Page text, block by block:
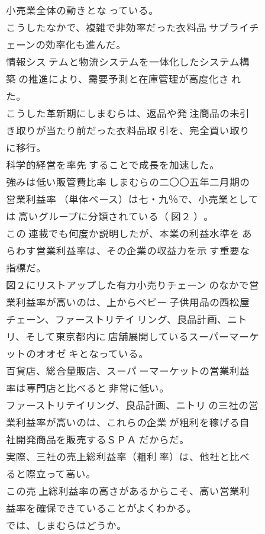
小売業全体の動きとな っている。
こうしたなかで、複雑で非効率だった衣料品 サプライチ
ェーンの効率化も進んだ。
情報シス テムと物流システムを一体化したシステム構
築 の推進により、需要予測と在庫管理が高度化さ れ
た。
こうした革新期にしまむらは、返品や発 注商品の未引
き取りが当たり前だった衣料品取 引を、完全買い取り
に移行。
科学的経営を率先 することで成長を加速した。
強みは低い販管費比率 しまむらの二〇〇五年二月期の
営業利益率 （単体ベース）は七・九％で、小売業として
は 高いグループに分類されている（ 図２ ）。
この 連載でも何度か説明したが、本業の利益水準を あ
らわす営業利益率は、その企業の収益力を示 す重要な
指標だ。
図２にリストアップした有力小売りチェーン のなかで営
業利益率が高いのは、上からベビー 子供用品の西松屋
チェーン、ファーストリテイ リング、良品計画、ニト
リ、そして東京都内に 店舗展開しているスーパーマーケ
ットのオオゼ キとなっている。
百貨店、総合量販店、スーパ ーマーケットの営業利益
率は専門店と比べると 非常に低い。
ファーストリテイリング、良品計画、ニトリ の三社の営
業利益率が高いのは、これらの企業 が粗利を稼げる自
社開発商品を販売するＳＰＡ だからだ。
実際、三社の売上総利益率（粗利 率）は、他社と比べ
ると際立って高い。
この売 上総利益率の高さがあるからこそ、高い営業利
益率を確保できていることがよくわかる。
では、しまむらはどうか。